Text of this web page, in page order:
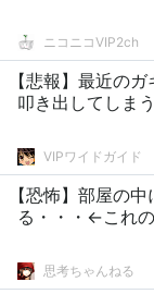
ニコニコVIP2ch
【悲報】最近の
叩き出してしま
VIPワイドガイド
【恐怖】部屋の
る・・・←これ
思考ちゃんねる